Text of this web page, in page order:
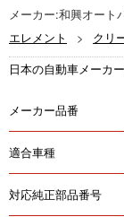
メーカー:和興オート
エレメント
クリ
日本の自動車メーカ
メーカー品番
適合車種
対応純正部品番号